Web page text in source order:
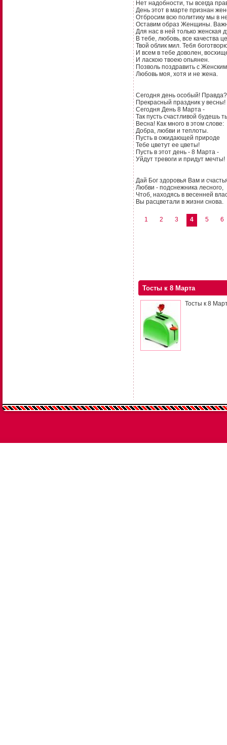
Нет надобности, ты всегда
День этот в марте признан
Отбросим всю политику мы в
Оставим образ Женщины.
Для нас в ней только женская
В тебе, любовь, все качества
Твой облик мил. Тебя
И всем в тебе доволен,
И ласкою твоею опьянен.
Позволь поздравить с
Любовь моя, хотя и не жена.
Сегодня день особый! Правда?
Прекрасный праздник у весны!
Сегодня День 8 Марта -
Так пусть счастливой будешь
Весна! Как много в этом слове:
Добра, любви и теплоты.
Пусть в ожидающей природе
Тебе цветут ее цветы!
Пусть в этот день - 8 Марта -
Уйдут тревоги и придут мечты!
Дай Бог здоровья Вам и
Любви - подснежника лесного,
Чтоб, находясь в весенней
Вы расцветали в жизни снова.
1 2 3 4 5 6
Тосты к 8 Марта
Тосты к 8